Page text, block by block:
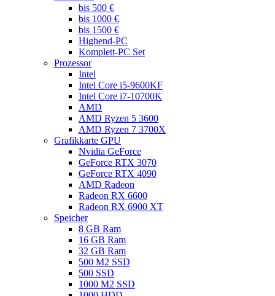
bis 500 €
bis 1000 €
bis 1500 €
Highend-PC
Komplett-PC Set
Prozessor
Intel
Intel Core i5-9600KF
Intel Core i7-10700K
AMD
AMD Ryzen 5 3600
AMD Ryzen 7 3700X
Grafikkarte GPU
Nvidia GeForce
GeForce RTX 3070
GeForce RTX 4090
AMD Radeon
Radeon RX 6600
Radeon RX 6900 XT
Speicher
8 GB Ram
16 GB Ram
32 GB Ram
500 M2 SSD
500 SSD
1000 M2 SSD